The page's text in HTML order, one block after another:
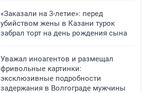
«Заказали на 3-летие»: перед
убийством жены в Казани турок
забрал торт на день рождения сына
Уважал иноагентов и размещал
фривольные картинки:
эксклюзивные подробности
задержания в Волгограде мужчины